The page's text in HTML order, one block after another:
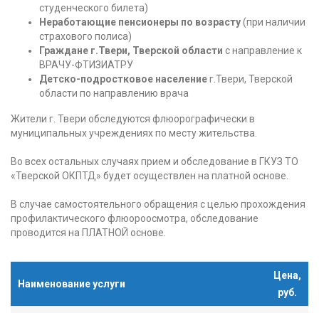
студенческого билета)
Неработающие пенсионеры по возрасту(при наличии
страхового полиса)
Граждане г.Твери, Тверской области с направление к
ВРАЧУ-ФТИЗИАТРУ
Детско-подростковое населениег.Твери, Тверской
области по направлению врача
Жители г. Твери обследуются флюорографически в
муниципальных учреждениях по месту жительства.
Во всех остальных случаях прием и обследование в ГКУЗ ТО
«Тверской ОКПТД» будет осуществлен на платной основе.
В случае самостоятельного обращения с целью прохождения
профилактического флюороосмотра, обследование
проводится на ПЛАТНОЙ основе.
Наименование услуги
Цена,
руб.
Наименование услуги